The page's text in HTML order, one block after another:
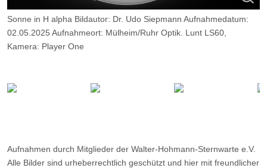
Sonne in H alpha Bildautor: Dr. Udo Siepmann Aufnahmedatum:
02.05.2025 Aufnahmeort: Mülheim/Ruhr Optik. Lunt LS60,
Kamera: Player One
Aufnahmen durch Mitglieder der Walter-Hohmann-Sternwarte e.V.
Alle Bilder sind urheberrechtlich geschützt und hier mit freundlicher